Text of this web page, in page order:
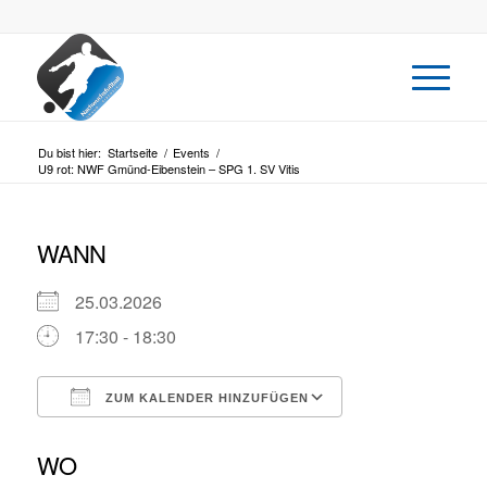
Du bist hier: Startseite / Events /
U9 rot: NWF Gmünd-Eibenstein – SPG 1. SV Vitis
WANN
25.03.2026
17:30 - 18:30
ZUM KALENDER HINZUFÜGEN
WO